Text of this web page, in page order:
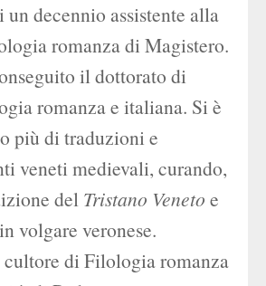
un decennio assistente alla
romanza di Magistero.
il dottorato di
romanza e italiana. Si è
più di traduzioni e
veneti medievali, curando,
del Tristano Veneto e
in volgare veronese.
di Filologia romanza